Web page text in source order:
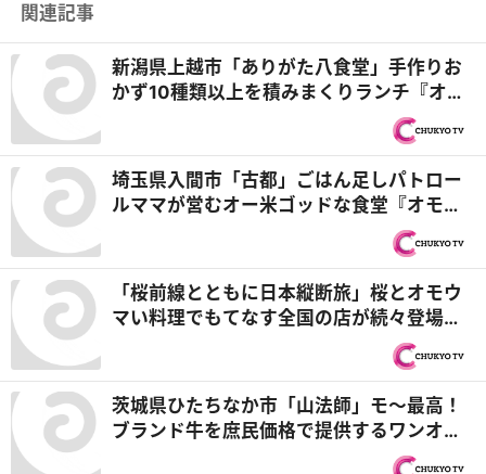
関連記事
新潟県上越市「ありがた八食堂」手作りお
かず10種類以上を積みまくりランチ『オモ
埼玉県入間市「古都」ごはん足しパトロー
ルママが営むオー米ゴッドな食堂『オモウ
「桜前線とともに日本縦断旅」桜とオモウ
マい料理でもてなす全国の店が続々登場！
茨城県ひたちなか市「山法師」モ～最高！
ブランド牛を庶民価格で提供するワンオペ